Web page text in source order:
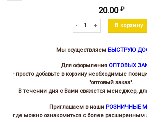
20.00 ₽
Количество товара Бегунок
В корзину
Мы осуществляем БЫСТРУЮ
Для оформления ОПТОВЫХ
- просто добавьте в корзину необходимые
"оптовый заказ".
В течении дня с Вами свяжется менеджер,
Приглашаем в наши РОЗНИЧНЫЕ
где можно ознакомиться с более расширенным